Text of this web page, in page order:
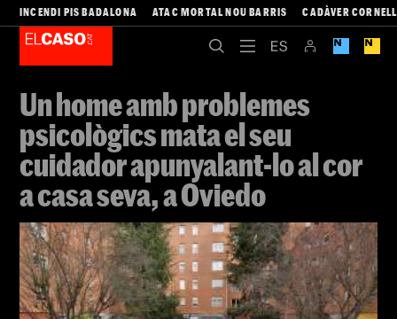
INCENDI PIS BADALONA ATAC MORTAL NOU BARRIS CADÀVER
Un home amb problemes
psicològics mata el seu
cuidador apunyalant-lo al cor
a casa seva, a Oviedo